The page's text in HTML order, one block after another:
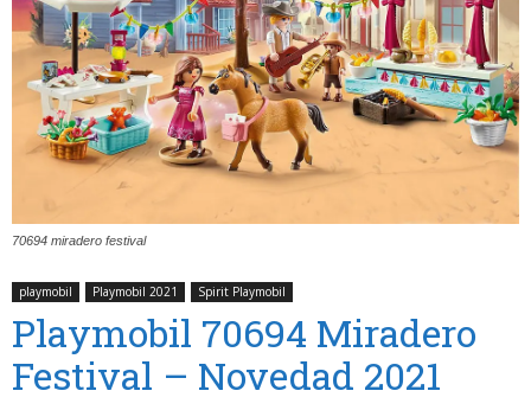
70694 miradero festival
playmobil Playmobil 2021 Spirit Playmobil
Playmobil 70694 Miradero
Festival – Novedad 2021